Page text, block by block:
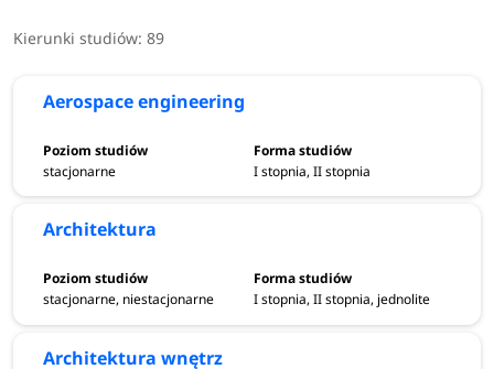
Terminy rekrutacji
Rekrutacja na uczelnie, które prowadzą studia inżynierskie i
potrwa do 31 października 2026 r. |terminy rekrutacji >
Kierunki studiów:89
Aerospace engineering
stacjonarne I stopnia, II stopnia
Architektura
stacjonarne, niestacjonarne I stopnia, II stopnia, jednolite
Architektura wnętrz